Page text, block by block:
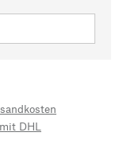
DHL